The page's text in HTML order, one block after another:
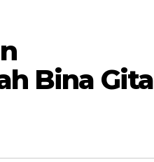
Bina Gita